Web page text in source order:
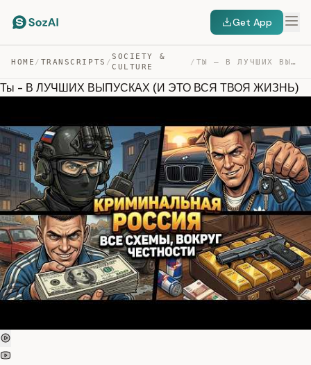
Get App
HOME / TRANSCRIPTS /
SOCIETY &
CULTURE
/ ТЫ – В ЛУЧШИХ ВЫПУСКАХ (И ЭТО ВСЯ ТВОЯ ЖИЗНЬ) — TRANSCRIPT
Ты - В ЛУЧШИХ ВЫПУСКАХ (И ЭТО ВСЯ ТВОЯ ЖИЗНЬ)